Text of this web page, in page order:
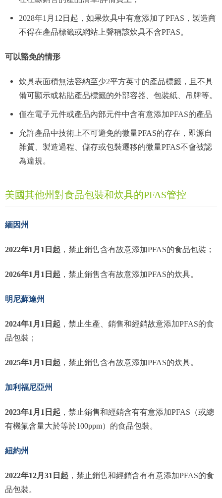
2028年1月12日起，如果炊具中有意添加了PFAS，製造商
不得在產品標籤或網站上聲稱該炊具不含PFAS。
可以豁免的情形
炊具表面積無法容納至少2平方英寸的產品標籤，且不具
備可顯示或粘貼產品標籤的外部容器、包裝紙、吊牌等。
僅在電子元件或產品內部元件中含有意添加PFAS的產品
允許產品中技術上不可避免的微量PFAS的存在，即源自
雜質、製造過程、儲存或包裝遷移的微量PFAS不會被認
為違規。
美國其他州對食品包裝和炊具的PFAS管控
緬因州
2022年1月1日起 ，禁止銷售含有故意添加PFAS的食品包裝；
2026年1月1日起 ，禁止銷售含有故意添加PFAS的炊具。
明尼蘇達州
2024年1月1日起 ，禁止生產、銷售和經銷故意添加PFAS的食
品包裝；
2025年1月1日起 ，禁止銷售含有故意添加PFAS的炊具。
加利福尼亞州
2023年1月1日起 ，禁止銷售和經銷含有有意添加PFAS（或總
有機氟含量大於等於100ppm）的食品包裝。
紐約州
2022年12月31日起 ，禁止銷售和經銷含有有意添加PFAS的食
品包裝。